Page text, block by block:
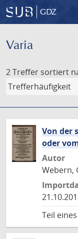
GDZ
Varia
2 Treffer sortiert
Von der
oder
Autor
Webern,
Teil